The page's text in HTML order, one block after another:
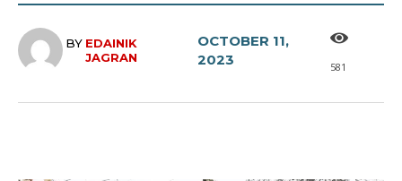
BY EDAINIK
JAGRAN
OCTOBER 11,
2023
581